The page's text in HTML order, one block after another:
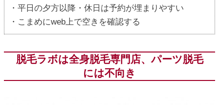
・平日の夕方以降・休日は予約が埋まりやすい
・こまめにweb上で空きを確認する
脱毛ラボは全身脱毛専門店、パーツ脱毛
には不向き